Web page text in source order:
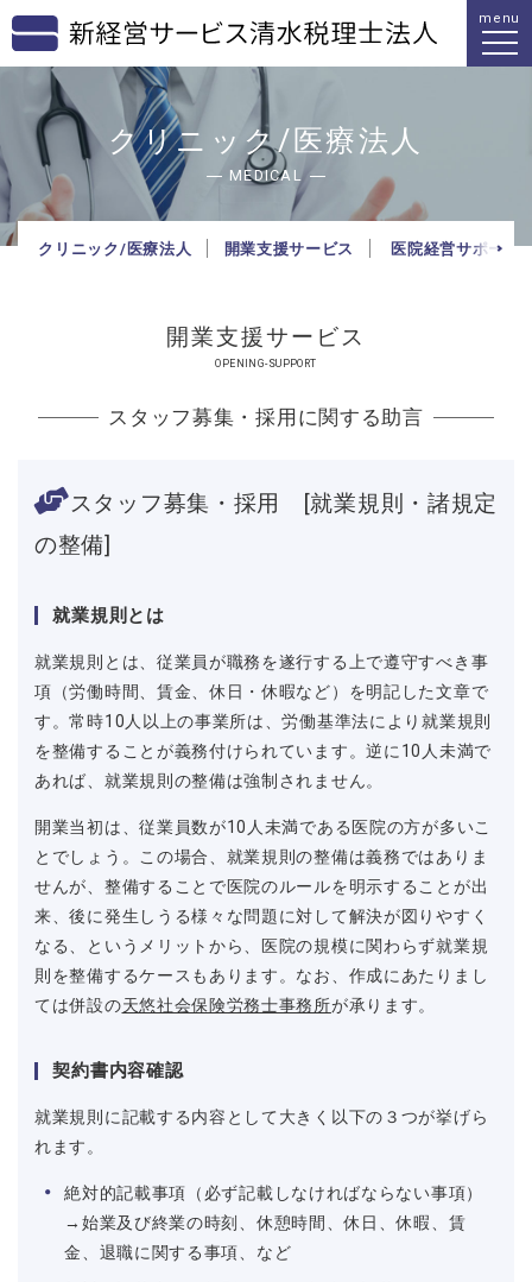
menu
クリニック/医療法人
MEDICAL
クリニック/医療法人 開業支援サービス 医院経営サポート
開業支援サービス
OPENING-SUPPORT
スタッフ募集・採用に関する助言
スタッフ募集・採用 [就業規則・諸規定
の整備]
就業規則とは
就業規則とは、従業員が職務を遂行する上で遵守すべき事
項（労働時間、賃金、休日・休暇など）を明記した文章で
す。常時10人以上の事業所は、労働基準法により就業規則
を整備することが義務付けられています。逆に10人未満で
あれば、就業規則の整備は強制されません。
開業当初は、従業員数が10人未満である医院の方が多いこ
とでしょう。この場合、就業規則の整備は義務ではありま
せんが、整備することで医院のルールを明示することが出
来、後に発生しうる様々な問題に対して解決が図りやすく
なる、というメリットから、医院の規模に関わらず就業規
則を整備するケースもあります。なお、作成にあたりまし
ては併設の天悠社会保険労務士事務所が承ります。
契約書内容確認
就業規則に記載する内容として大きく以下の３つが挙げら
れます。
絶対的記載事項（必ず記載しなければならない事項）
→始業及び終業の時刻、休憩時間、休日、休暇、賃
金、退職に関する事項、など